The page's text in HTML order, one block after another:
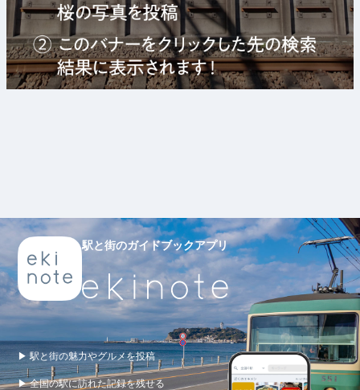
駅と街のガイドブックアプリ
▶ 駅と街の魅力やグルメを投稿
▶ 全国の駅に訪れた記録を残せる